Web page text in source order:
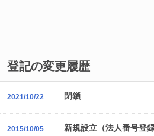
登記の変更履歴
2021/10/22 閉鎖
2015/10/05 新規設立（法人番号登録